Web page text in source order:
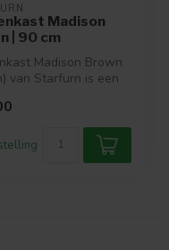
Madison
| 90 cm
Madison Brown
van Starfurn is een